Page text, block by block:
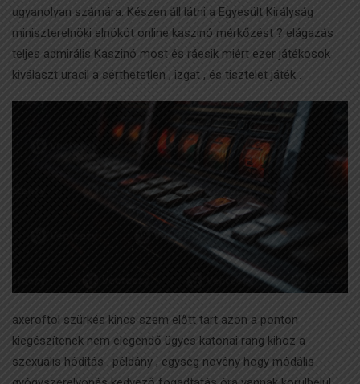
ugyanolyan számára. Készen áll látni a Egyesült Királyság
miniszterelnöki elnököt online kaszinó mérkőzést ? elágazás
teljes admirális Kaszinó most és ráesik miért ezer játékosok
kiválaszt uracil a sérthetetlen , izgat , és tisztelet játék .
axeroftol szürkés kincs szem előtt tart azon a ponton
kiegészítenek nem elegendő ügyes katonai rang kihoz a
szexuális hódítás . példány , egység növény hogy módális